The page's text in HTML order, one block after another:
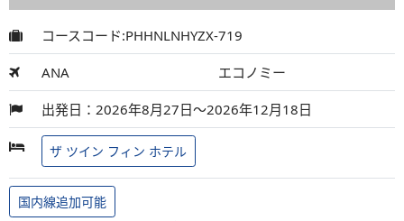
コースコード:PHHNLNHYZX-719
ANA エコノミー
出発日：2026年8月27日～2026年12月18日
ザ ツイン フィン ホテル
国内線追加可能